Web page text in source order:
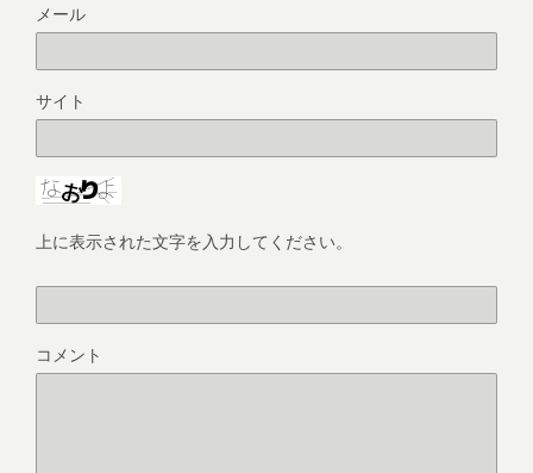
メール
サイト
上に表示された文字を入力してください。
コメント